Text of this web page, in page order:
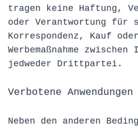
tragen keine Haftung,
oder Verantwortung für
Korrespondenz, Kauf oder
Werbemaßnahme zwischen
jedweder Drittpartei.
Verbotene Anwendungen
Neben den anderen